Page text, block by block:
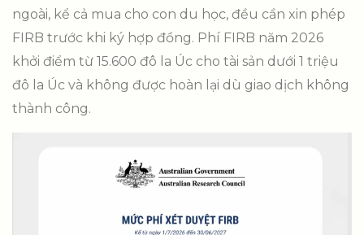
ngoài, kể cả mua cho con du học, đều cần xin phép
FIRB trước khi ký hợp đồng. Phí FIRB năm 2026
khởi điểm từ 15.600 đô la Úc cho tài sản dưới 1 triệu
đô la Úc và không được hoàn lại dù giao dịch không
thành công.